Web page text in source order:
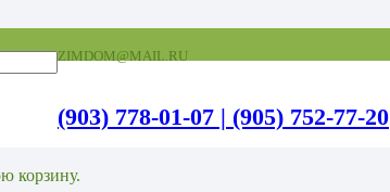
ZIMDOM@MAIL.RU
(903) 778-01-07 | (905) 752-77-20
корзину.